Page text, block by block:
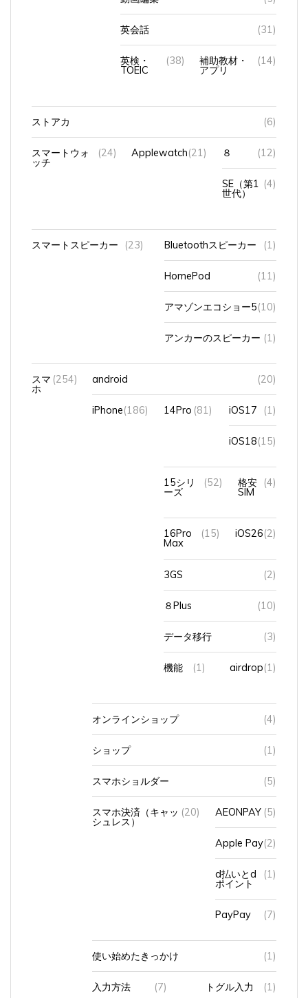
英会話 (31)
英検・
TOEIC
(38) 補助教材・
アプリ
(14)
ストアカ (6)
スマートウォ
ッチ
(24) Applewatch (21) ８ (12)
SE（第1
世代）
(4)
スマートスピーカー (23) Bluetoothスピーカー (1)
HomePod (11)
アマゾンエコショー5 (10)
アンカーのスピーカー (1)
ホ
(254) android (20)
iPhone (186) 14Pro (81) iOS17 (1)
iOS18 (15)
15シリ
ーズ
(52) 格安
SIM
(4)
16Pro
Max
(15) iOS26 (2)
3GS (2)
８Plus (10)
データ移行 (3)
機能 (1) airdrop (1)
オンラインショップ (4)
ショップ (1)
スマホショルダー (5)
スマホ決済（キャッ
シュレス）
(20) AEONPAY (5)
Apple Pay (2)
d払いとd
ポイント
(1)
PayPay (7)
使い始めたきっかけ (1)
入力方法 (7) トグル入力 (1)